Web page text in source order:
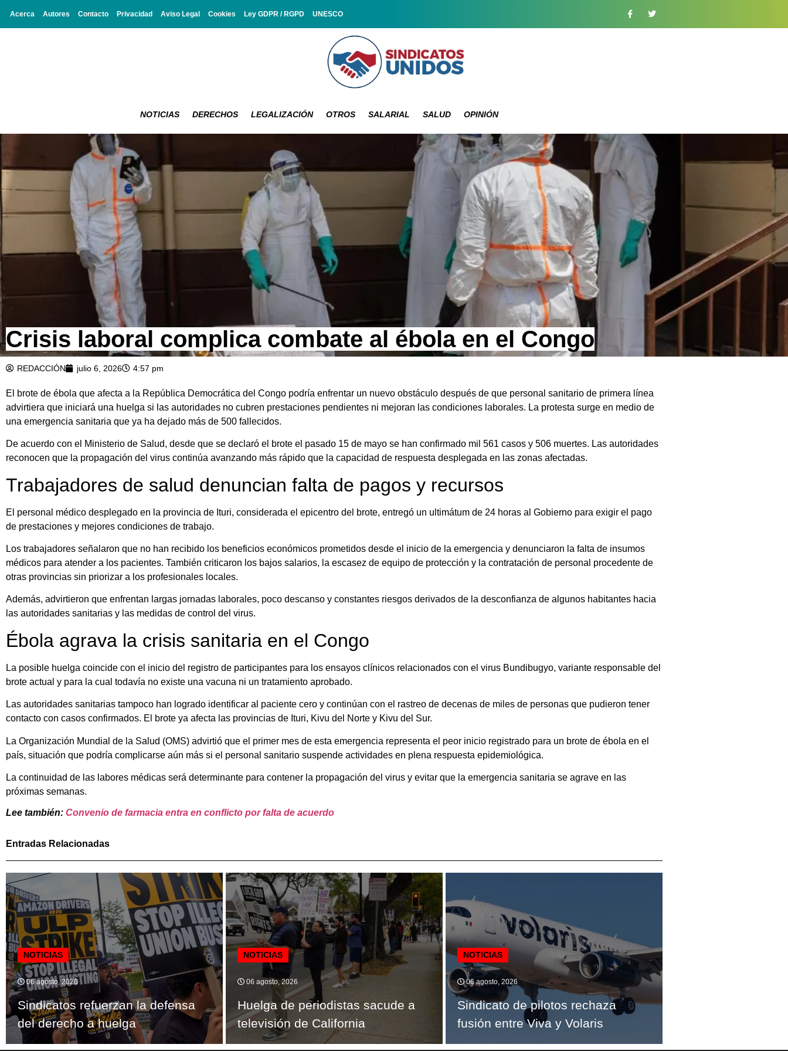
Acerca Autores Contacto Privacidad Aviso Legal Cookies Ley GDPR / RGPD UNESCO
NOTICIAS DERECHOS LEGALIZACIÓN OTROS SALARIAL SALUD OPINIÓN
Crisis laboral complica combate al ébola en el Congo
REDACCIÓN julio 6, 2026 4:57 pm
El brote de ébola que afecta a la República Democrática del Congo podría enfrentar un nuevo obstáculo después de que personal sanitario de primera línea
advirtiera que iniciará una huelga si las autoridades no cubren prestaciones pendientes ni mejoran las condiciones laborales. La protesta surge en medio de
una emergencia sanitaria que ya ha dejado más de 500 fallecidos.
De acuerdo con el Ministerio de Salud, desde que se declaró el brote el pasado 15 de mayo se han confirmado mil 561 casos y 506 muertes. Las autoridades
reconocen que la propagación del virus continúa avanzando más rápido que la capacidad de respuesta desplegada en las zonas afectadas.
Trabajadores de salud denuncian falta de pagos y recursos
El personal médico desplegado en la provincia de Ituri, considerada el epicentro del brote, entregó un ultimátum de 24 horas al Gobierno para exigir el pago
de prestaciones y mejores condiciones de trabajo.
Los trabajadores señalaron que no han recibido los beneficios económicos prometidos desde el inicio de la emergencia y denunciaron la falta de insumos
médicos para atender a los pacientes. También criticaron los bajos salarios, la escasez de equipo de protección y la contratación de personal procedente de
otras provincias sin priorizar a los profesionales locales.
Además, advirtieron que enfrentan largas jornadas laborales, poco descanso y constantes riesgos derivados de la desconfianza de algunos habitantes hacia
las autoridades sanitarias y las medidas de control del virus.
Ébola agrava la crisis sanitaria en el Congo
La posible huelga coincide con el inicio del registro de participantes para los ensayos clínicos relacionados con el virus Bundibugyo, variante responsable del
brote actual y para la cual todavía no existe una vacuna ni un tratamiento aprobado.
Las autoridades sanitarias tampoco han logrado identificar al paciente cero y continúan con el rastreo de decenas de miles de personas que pudieron tener
contacto con casos confirmados. El brote ya afecta las provincias de Ituri, Kivu del Norte y Kivu del Sur.
La Organización Mundial de la Salud (OMS) advirtió que el primer mes de esta emergencia representa el peor inicio registrado para un brote de ébola en el
país, situación que podría complicarse aún más si el personal sanitario suspende actividades en plena respuesta epidemiológica.
La continuidad de las labores médicas será determinante para contener la propagación del virus y evitar que la emergencia sanitaria se agrave en las
próximas semanas.
Lee también: Convenio de farmacia entra en conflicto por falta de acuerdo
Entradas Relacionadas
NOTICIAS
06 agosto, 2026
Sindicatos refuerzan la defensa
del derecho a huelga
NOTICIAS
06 agosto, 2026
Huelga de periodistas sacude a
televisión de California
NOTICIAS
06 agosto, 2026
Sindicato de pilotos rechaza
fusión entre Viva y Volaris